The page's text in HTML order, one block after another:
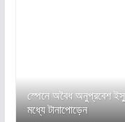
স্পেনে অবৈধ অনুপ্রবেশ
মধ্যে টানাপোড়েন